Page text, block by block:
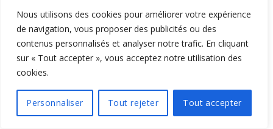
Nous utilisons des cookies pour améliorer votre expérience
de navigation, vous proposer des publicités ou des
contenus personnalisés et analyser notre trafic. En cliquant
sur « Tout accepter », vous acceptez notre utilisation des
cookies.
Personnaliser Tout rejeter Tout accepter
Numérologie(19)
Spiritualité(27)
Tarologie
Voyance(10)